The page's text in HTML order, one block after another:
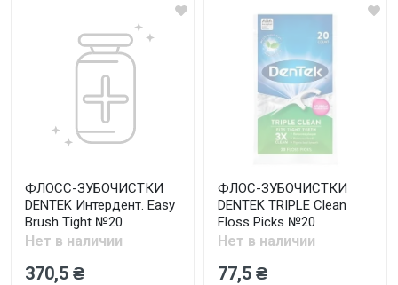
ФЛОСС-ЗУБОЧИСТКИ
DENTEK Интердент. Easy
Brush Tight №20
Нет в наличии
370,5 ₴
ФЛОС-ЗУБОЧИСТКИ
DENTEK TRIPLE Clean
Floss Picks №20
Нет в наличии
77,5 ₴